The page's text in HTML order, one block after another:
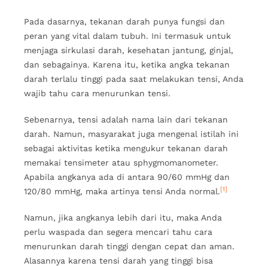
Pada dasarnya, tekanan darah punya fungsi dan
peran yang vital dalam tubuh. Ini termasuk untuk
menjaga sirkulasi darah, kesehatan jantung, ginjal,
dan sebagainya. Karena itu, ketika angka tekanan
darah terlalu tinggi pada saat melakukan tensi, Anda
wajib tahu cara menurunkan tensi.
Sebenarnya, tensi adalah nama lain dari tekanan
darah. Namun, masyarakat juga mengenal istilah ini
sebagai aktivitas ketika mengukur tekanan darah
memakai tensimeter atau sphygmomanometer.
Apabila angkanya ada di antara 90/60 mmHg dan
120/80 mmHg, maka artinya tensi Anda normal.[1]
Namun, jika angkanya lebih dari itu, maka Anda
perlu waspada dan segera mencari tahu cara
menurunkan darah tinggi dengan cepat dan aman.
Alasannya karena tensi darah yang tinggi bisa